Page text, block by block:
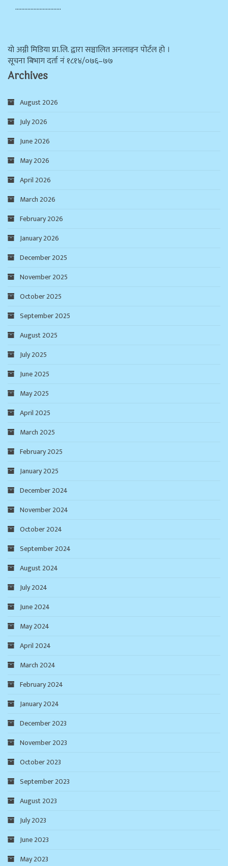
…………………………
याे अग्नी मिडिया प्रा.लि. द्वारा सञ्चालित अनलाइन पोर्टल हो ।
सूचना बिभाग दर्ता न‌ं १८१४/०७६–७७
Archives
August 2026
July 2026
June 2026
May 2026
April 2026
March 2026
February 2026
January 2026
December 2025
November 2025
October 2025
September 2025
August 2025
July 2025
June 2025
May 2025
April 2025
March 2025
February 2025
January 2025
December 2024
November 2024
October 2024
September 2024
August 2024
July 2024
June 2024
May 2024
April 2024
March 2024
February 2024
January 2024
December 2023
November 2023
October 2023
September 2023
August 2023
July 2023
June 2023
May 2023